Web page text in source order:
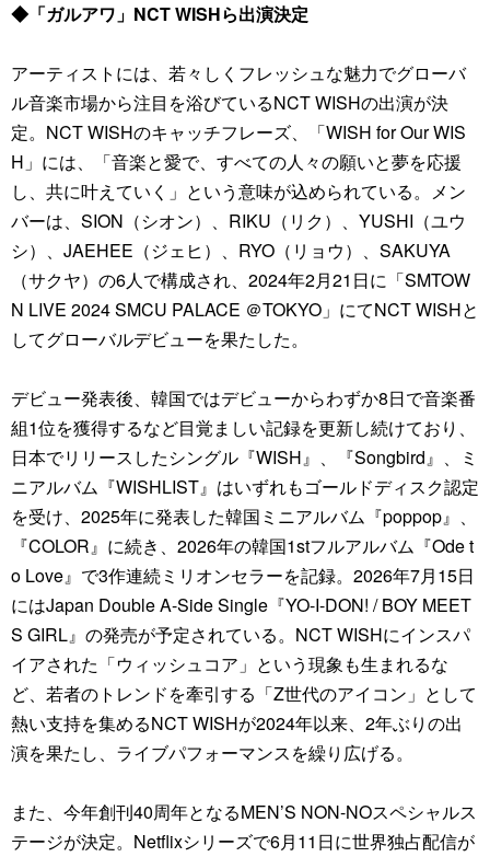
◆「ガルアワ」NCT WISHら出演決定
アーティストには、若々しくフレッシュな魅力でグローバ
ル音楽市場から注目を浴びているNCT WISHの出演が決
定。NCT WISHのキャッチフレーズ、「WISH for Our WIS
H」には、「音楽と愛で、すべての人々の願いと夢を応援
し、共に叶えていく」という意味が込められている。メン
バーは、SION（シオン）、RIKU（リク）、YUSHI（ユウ
シ）、JAEHEE（ジェヒ）、RYO（リョウ）、SAKUYA
（サクヤ）の6人で構成され、2024年2月21日に「SMTOW
N LIVE 2024 SMCU PALACE ＠TOKYO」にてNCT WISHと
してグローバルデビューを果たした。
デビュー発表後、韓国ではデビューからわずか8日で音楽番
組1位を獲得するなど目覚ましい記録を更新し続けており、
日本でリリースしたシングル『WISH』、『Songbird』、ミ
ニアルバム『WISHLIST』はいずれもゴールドディスク認定
を受け、2025年に発表した韓国ミニアルバム『poppop』、
『COLOR』に続き、2026年の韓国1stフルアルバム『Ode t
o Love』で3作連続ミリオンセラーを記録。2026年7月15日
にはJapan Double A-Side Single『YO-I-DON! / BOY MEET
S GIRL』の発売が予定されている。NCT WISHにインスパ
イアされた「ウィッシュコア」という現象も生まれるな
ど、若者のトレンドを牽引する「Z世代のアイコン」として
熱い支持を集めるNCT WISHが2024年以来、2年ぶりの出
演を果たし、ライブパフォーマンスを繰り広げる。
また、今年創刊40周年となるMEN’S NON-NOスペシャルス
テージが決定。Netflixシリーズで6月11日に世界独占配信が